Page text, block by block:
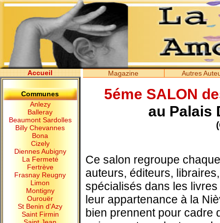
Accueil
Communes
Anlezy
Balleray
Beaumont Sardolles
Billy Chevannes
Bona
Cizely
Diennes Aubigny
La Fermeté
Fertrève
Frasnay Reugny
Limon
Montigny
Ourouër
St Benin d'Azy
Saint Firmin
Magazine Autres
5éme SALON
au Palais
Ce salon regroupe
auteurs, éditeurs,
spécialisés dans les
leur appartenance à la
bien prennent pour cadre